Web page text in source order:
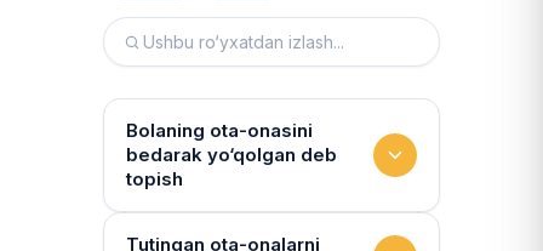
Bolaning ota-onasini
bedarak yo‘qolgan deb
topish
Hujjatlarni tiklash xizmati
Tutingan ota-onalarni